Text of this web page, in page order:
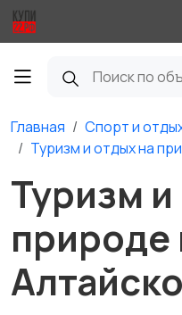
Главная
Спорт и
Туризм и отдых на
Туризм
природе